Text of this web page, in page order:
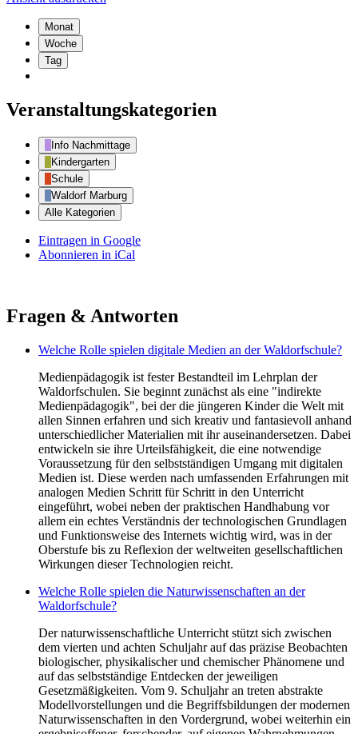
Monat
Woche
Tag
Veranstaltungskategorien
Info Nachmittage
Kindergarten
Schule
Waldorf Marburg
Alle Kategorien
Eintragen in Google
Abonnieren in iCal
Fragen & Antworten
Welche Rolle spielen digitale Medien an der Waldorfschule?
Medienpädagogik ist fester Bestandteil im Lehrplan der
Waldorfschulen. Sie beginnt zunächst als eine "indirekte
Medienpädagogik", bei der die jüngeren Kinder die Welt mit
allen Sinnen erfahren und sich kreativ und fantasievoll anhand
unterschiedlicher Materialien mit ihr auseinandersetzen. Dabei
entwickeln sie ihre Urteilsfähigkeit, die eine notwendige
Voraussetzung für den selbstständigen Umgang mit digitalen
Medien ist. Diese werden nach umfassenden Erfahrungen mit
analogen Medien Schritt für Schritt in den Unterricht
eingeführt, wobei neben der praktischen Handhabung vor
allem ein echtes Verständnis der technologischen Grundlagen
und Funktionsweise des Internets wichtig wird, was in der
Oberstufe bis zu Reflexion der weltweiten gesellschaftlichen
Wirkungen dieser Technologien reicht.
Welche Rolle spielen die Naturwissenschaften an der
Waldorfschule?
Der naturwissenschaftliche Unterricht stützt sich zwischen
dem vierten und achten Schuljahr auf das präzise Beobachten
biologischer, physikalischer und chemischer Phänomene und
auf das selbstständige Entdecken der jeweiligen
Gesetzmäßigkeiten. Vom 9. Schuljahr an treten abstrakte
Modellvorstellungen und die Begriffsbildungen der modernen
Naturwissenschaften in den Vordergrund, wobei weiterhin ein